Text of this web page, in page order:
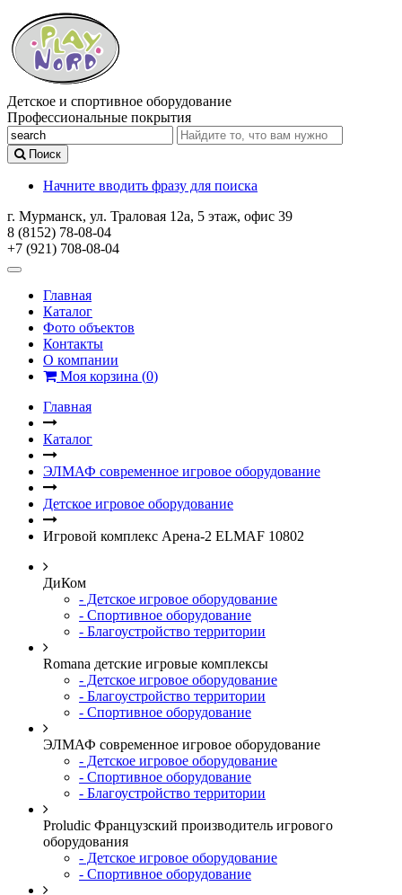
Детское и спортивное оборудование
Профессиональные покрытия
Поиск
Начните вводить фразу для поиска
г. Мурманск, ул. Траловая 12а, 5 этаж, офис 39
8 (8152) 78-08-04
+7 (921) 708-08-04
Главная
Каталог
Фото объектов
Контакты
О компании
Моя корзина (0)
Главная
Каталог
ЭЛМАФ современное игровое оборудование
Детское игровое оборудование
Игровой комплекс Арена-2 ELMAF 10802
ДиКом
- Детское игровое оборудование
- Спортивное оборудование
- Благоустройство территории
Romana детские игровые комплексы
- Детское игровое оборудование
- Благоустройство территории
- Спортивное оборудование
ЭЛМАФ современное игровое оборудование
- Детское игровое оборудование
- Спортивное оборудование
- Благоустройство территории
Proludic Французский производитель игрового
оборудования
- Детское игровое оборудование
- Спортивное оборудование